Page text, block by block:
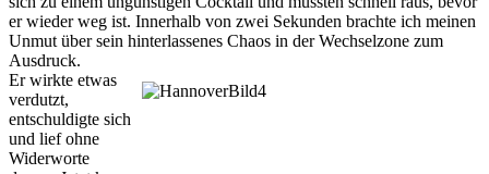
er wieder weg ist. Innerhalb von zwei Sekunden brachte ich meinen
Unmut über sein hinterlassenes Chaos in der Wechselzone zum
Ausdruck.
Er wirkte etwas
verdutzt,
entschuldigte sich
und lief ohne
Widerworte